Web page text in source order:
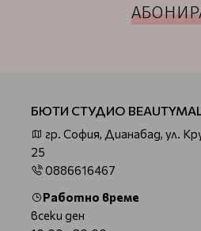
БЮТИ СТУДИО
гр. София, Дианабад, ул.
25
0886616467
Работно време
всеки ден